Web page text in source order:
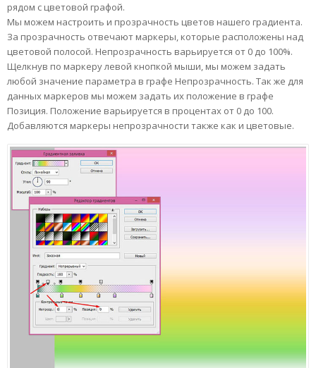
рядом с цветовой графой.
Мы можем настроить и прозрачность цветов нашего градиента.
За прозрачность отвечают маркеры, которые расположены над
цветовой полосой. Непрозрачность варьируется от 0 до 100%.
Щелкнув по маркеру левой кнопкой мыши, мы можем задать
любой значение параметра в графе Непрозрачность. Так же для
данных маркеров мы можем задать их положение в графе
Позиция. Положение варьируется в процентах от 0 до 100.
Добавляются маркеры непрозрачности также как и цветовые.